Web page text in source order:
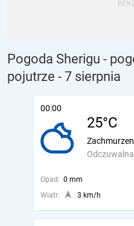
Pogoda Sherigu -
pojutrze - 7 sierpnia
00:00
25°C
Odczuwalna
Opad: 0 mm
Wiatr:
3 km/h